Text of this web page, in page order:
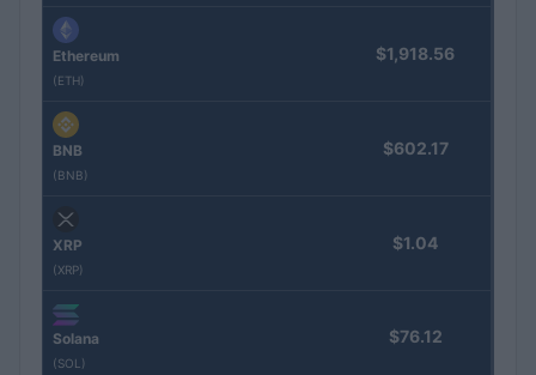
Ethereum
(ETH)
$1,918.56
BNB
(BNB)
$602.17
XRP
(XRP)
$1.04
Solana
(SOL)
$76.12